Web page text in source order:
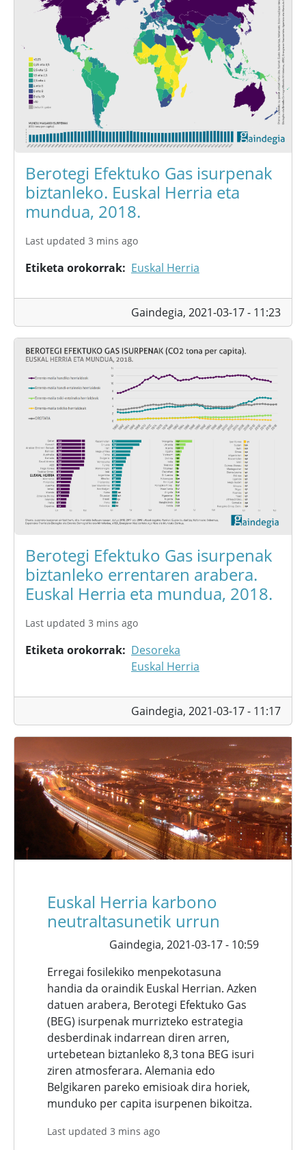
Berotegi Efektuko Gas isurpenak
biztanleko. Euskal Herria eta
mundua, 2018.
Last updated 3 mins ago
Etiketa orokorrak Euskal Herria
Gaindegia, 2021-03-17 - 11:23
Berotegi Efektuko Gas isurpenak
biztanleko errentaren arabera.
Euskal Herria eta mundua, 2018.
Last updated 3 mins ago
Etiketa orokorrak
Desoreka
Euskal Herria
Gaindegia, 2021-03-17 - 11:17
Euskal Herria karbono
neutraltasunetik urrun
Gaindegia, 2021-03-17 - 10:59
Erregai fosilekiko menpekotasuna
handia da oraindik Euskal Herrian. Azken
datuen arabera, Berotegi Efektuko Gas
(BEG) isurpenak murrizteko estrategia
desberdinak indarrean diren arren,
urtebetean biztanleko 8,3 tona BEG isuri
ziren atmosferara. Alemania edo
Belgikaren pareko emisioak dira horiek,
munduko per capita isurpenen bikoitza.
Last updated 3 mins ago